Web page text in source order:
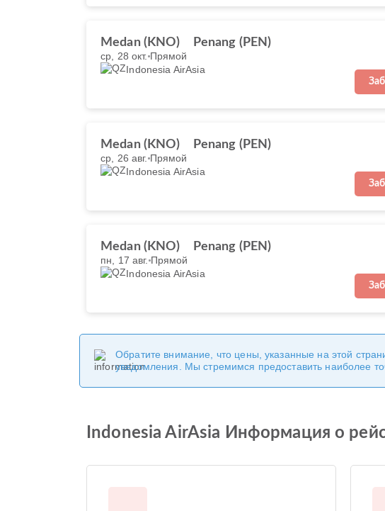
Medan (KNO) Penang (PEN)
ср, 28 окт. Прямой
Indonesia AirAsia
Medan (KNO) Penang (PEN)
ср, 26 авг. Прямой
Indonesia AirAsia
Medan (KNO) Penang (PEN)
пн, 17 авг. Прямой
Indonesia AirAsia
Обратите внимание, что цены, указанные на этой
уведомления. Мы стремимся предоставить наиболее
Indonesia AirAsia Информация о